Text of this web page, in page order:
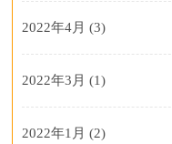
2022年4月 (3)
2022年3月 (1)
2022年1月 (2)